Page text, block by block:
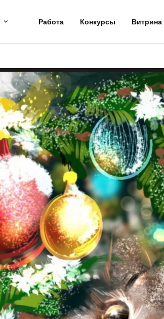
Работа Конкурсы Витрина